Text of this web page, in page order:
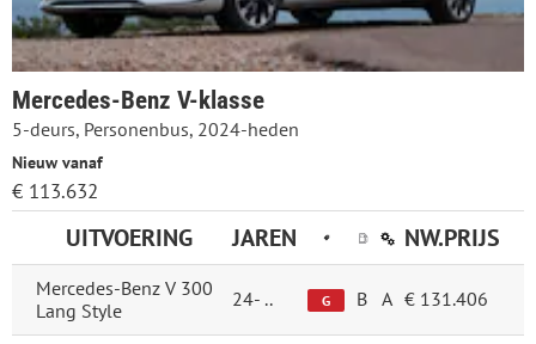
Mercedes-Benz V-klasse
5-deurs, Personenbus, 2024-heden
Nieuw vanaf
€ 113.632
UITVOERING JAREN NW.PRIJS
Mercedes-Benz V 300
Lang Style
24- .. G B A € 131.406